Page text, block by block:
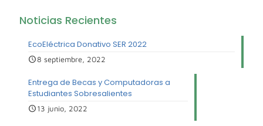
Noticias Recientes
EcoEléctrica Donativo SER 2022
8 septiembre, 2022
Entrega de Becas y Computadoras a
Estudiantes Sobresalientes
13 junio, 2022